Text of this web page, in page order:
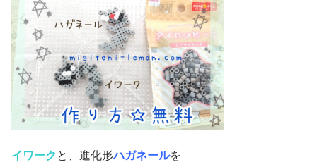
イワーク と、進化形ハガネールを